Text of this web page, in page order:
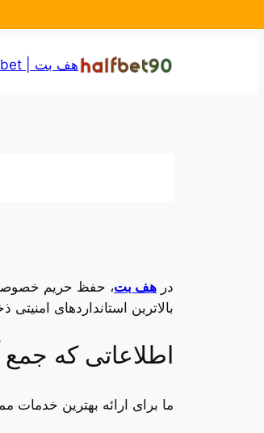
هف بت | halfbet
در هف بت، حفظ حریم خصوصی
بالاترین استانداردهای
اطلاعاتی که
ما برای ارائه بهترین خدمات